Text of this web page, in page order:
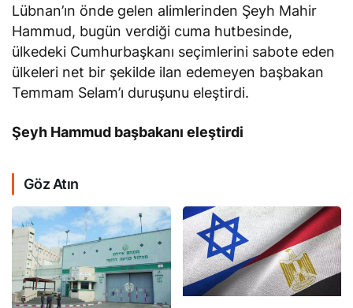
Lübnan’ın önde gelen alimlerinden Şeyh Mahir
Hammud, bugün verdiği cuma hutbesinde,
ülkedeki Cumhurbaşkanı seçimlerini sabote eden
ülkeleri net bir şekilde ilan edemeyen başbakan
Temmam Selam’ı duruşunu eleştirdi.
Şeyh Hammud başbakanı eleştirdi
Göz Atın